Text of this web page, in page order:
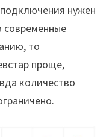
нужен
современные
то
проще,
количество